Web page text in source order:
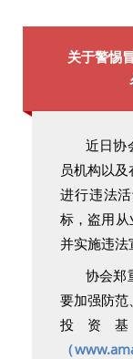
关于警惕
近日协
员机构以
进行违法
标，盗用
并实施违法
协会郑
要加强防范
投资
（